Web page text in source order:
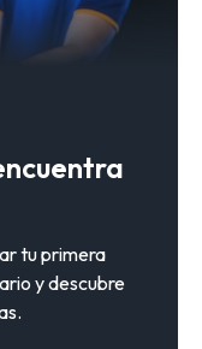
tu primera
y descubre